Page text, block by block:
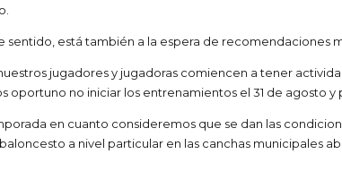
está también a la espera de recomendaciones
jugadores y jugadoras comiencen a tener
no iniciar los entrenamientos el 31 de agosto y
en cuanto consideremos que se dan las
a nivel particular en las canchas municipales